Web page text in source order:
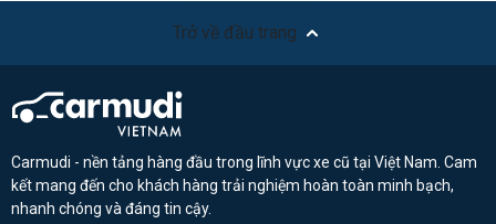
Trở về đầu trang
Carmudi - nền tảng hàng đầu trong lĩnh vực xe cũ tại Việt Nam. Cam
kết mang đến cho khách hàng trải nghiệm hoàn toàn minh bạch,
nhanh chóng và đáng tin cậy.